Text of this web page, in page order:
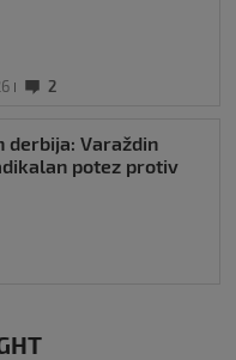
2
derbija: Varaždin
potez protiv